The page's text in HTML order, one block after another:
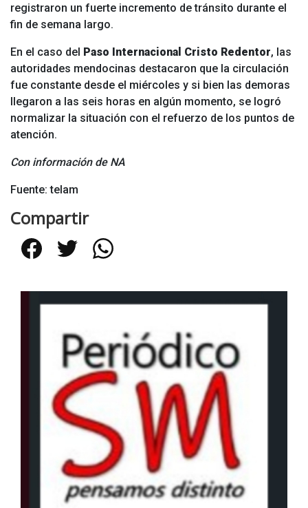
registraron un fuerte incremento de tránsito durante el
fin de semana largo.
En el caso del Paso Internacional Cristo Redentor, las
autoridades mendocinas destacaron que la circulación
fue constante desde el miércoles y si bien las demoras
llegaron a las seis horas en algún momento, se logró
normalizar la situación con el refuerzo de los puntos de
atención.
Con información de NA
Fuente: telam
Compartir
FacebookTwitterWhatsApp